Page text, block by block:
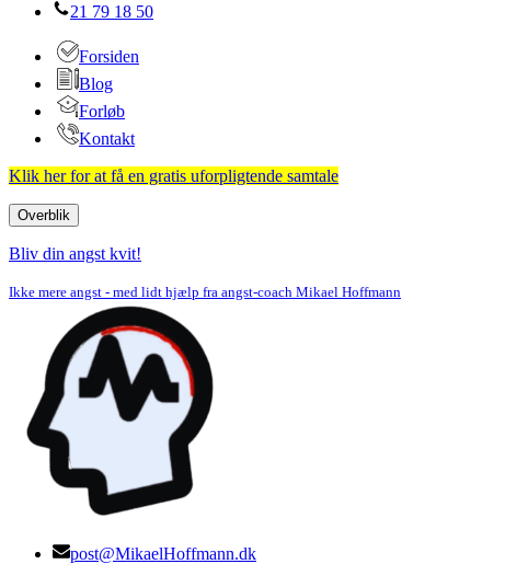
21 79 18 50
Forsiden
Blog
Forløb
Kontakt
Klik her for at få en gratis uforpligtende samtale
Overblik
Navigation
menu
Bliv din angst kvit!
Ikke mere angst - med lidt hjælp fra angst-coach Mikael Hoffmann
post@MikaelHoffmann.dk